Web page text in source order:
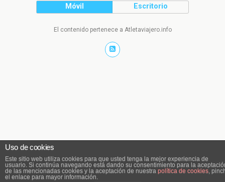
Móvil Escritorio
El contenido pertenece a Atletaviajero.info
Uso de cookies
Este sitio web utiliza cookies para que usted tenga la mejor experiencia de
usuario. Si continúa navegando está dando su consentimiento para la
de las mencionadas cookies y la aceptación de nuestra política de cookies,
el enlace para mayor información.